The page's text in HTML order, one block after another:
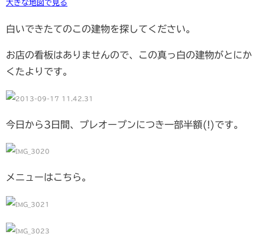
大きな地図で見る
白いできたてのこの建物を探してください。
お店の看板はありませんので、この真っ白の建物がとにか
くたよりです。
今日から3日間、プレオープンにつき一部半額(!)です。
メニューはこちら。